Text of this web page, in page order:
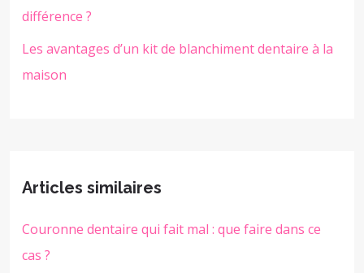
différence ?
Les avantages d’un kit de blanchiment dentaire à la
maison
Articles similaires
Couronne dentaire qui fait mal : que faire dans ce
cas ?